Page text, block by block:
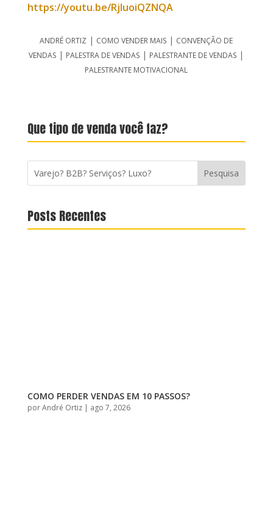
https://youtu.be/RjIuoiQZNQA
ANDRÉ ORTIZ | COMO VENDER MAIS | CONVENÇÃO DE
VENDAS | PALESTRA DE VENDAS | PALESTRANTE DE VENDAS |
PALESTRANTE MOTIVACIONAL
Que tipo de venda você faz?
Posts Recentes
COMO PERDER VENDAS EM 10 PASSOS?
porAndré Ortiz| ago 7, 2026